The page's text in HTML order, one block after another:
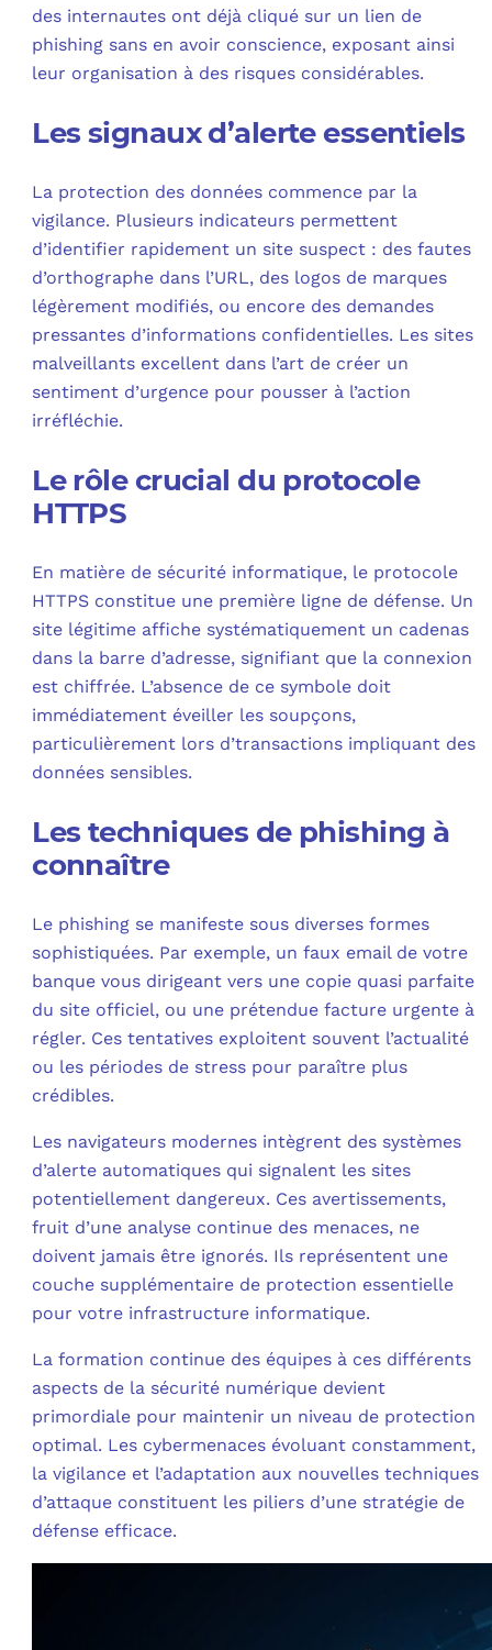
des internautes ont déjà cliqué sur un lien de
phishing sans en avoir conscience, exposant ainsi
leur organisation à des risques considérables.
Les signaux d’alerte essentiels
La protection des données commence par la
vigilance. Plusieurs indicateurs permettent
d’identifier rapidement un site suspect : des fautes
d’orthographe dans l’URL, des logos de marques
légèrement modifiés, ou encore des demandes
pressantes d’informations confidentielles. Les sites
malveillants excellent dans l’art de créer un
sentiment d’urgence pour pousser à l’action
irréfléchie.
Le rôle crucial du protocole
HTTPS
En matière de sécurité informatique, le protocole
HTTPS constitue une première ligne de défense. Un
site légitime affiche systématiquement un cadenas
dans la barre d’adresse, signifiant que la connexion
est chiffrée. L’absence de ce symbole doit
immédiatement éveiller les soupçons,
particulièrement lors d’transactions impliquant des
données sensibles.
Les techniques de phishing à
connaître
Le phishing se manifeste sous diverses formes
sophistiquées. Par exemple, un faux email de votre
banque vous dirigeant vers une copie quasi parfaite
du site officiel, ou une prétendue facture urgente à
régler. Ces tentatives exploitent souvent l’actualité
ou les périodes de stress pour paraître plus
crédibles.
Les navigateurs modernes intègrent des systèmes
d’alerte automatiques qui signalent les sites
potentiellement dangereux. Ces avertissements,
fruit d’une analyse continue des menaces, ne
doivent jamais être ignorés. Ils représentent une
couche supplémentaire de protection essentielle
pour votre infrastructure informatique.
La formation continue des équipes à ces différents
aspects de la sécurité numérique devient
primordiale pour maintenir un niveau de protection
optimal. Les cybermenaces évoluant constamment,
la vigilance et l’adaptation aux nouvelles techniques
d’attaque constituent les piliers d’une stratégie de
défense efficace.